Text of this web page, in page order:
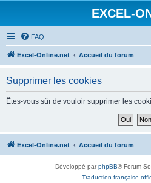
EXCEL-
FAQ
Excel-Online.net Accueil du forum
Supprimer les cookies
Êtes-vous sûr de vouloir supprimer les
Excel-Online.net Accueil du forum
Développé parphpBB® Forum
Traduction française